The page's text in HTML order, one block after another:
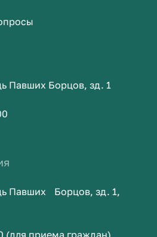
Павших Борцов, зд. 1
Павших Борцов, зд. 1,